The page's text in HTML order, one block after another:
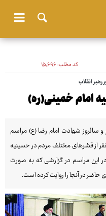
کد مطلب:۱۵٬۶۹۶
انقلاب
امام خمینی(ره)
سالروز شهادت امام رضا (ع) مراسم
از قشرهای مختلف مردم در حسینیه
این مراسم در گزارشی که به صورت
در آنجا را روایت کرده است.